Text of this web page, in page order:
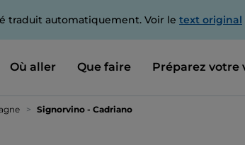
traduit automatiquement. Voir le text original
Où aller Que faire Préparez votre
Signorvino - Cadriano